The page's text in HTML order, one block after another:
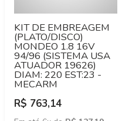
KIT DE EMBREAGEM
(PLATO/DISCO)
MONDEO 1.8 16V
94/96 (SISTEMA USA
ATUADOR 19626)
DIAM: 220 EST:23 -
MECARM
R$ 763,14